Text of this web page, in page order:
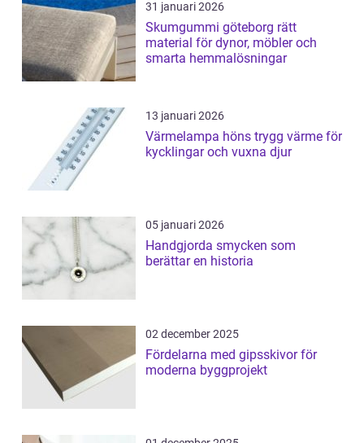
31 januari 2026
Skumgummi göteborg rätt
material för dynor, möbler och
smarta hemmalösningar
13 januari 2026
Värmelampa höns trygg värme för
kycklingar och vuxna djur
05 januari 2026
Handgjorda smycken som
berättar en historia
02 december 2025
Fördelarna med gipsskivor för
moderna byggprojekt